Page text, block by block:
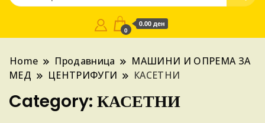
0
0.00 ден
Home Продавница
МАШИНИ И ОПРЕМА ЗА
МЕД
ЦЕНТРИФУГИ КАСЕТНИ
Category: КАСЕТНИ